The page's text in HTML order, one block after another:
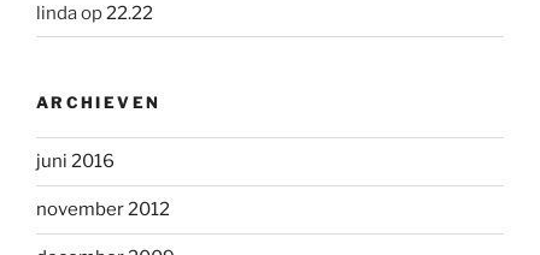
lindaop22.22
ARCHIEVEN
juni 2016
november 2012